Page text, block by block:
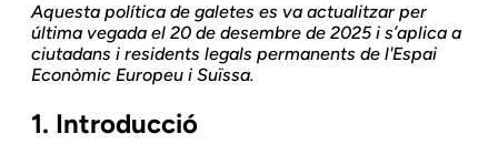
Aquesta política de galetes es va actualitzar per
última vegada el 20 de desembre de 2025 i s’aplica a
ciutadans i residents legals permanents de l'Espai
Econòmic Europeu i Suïssa.
1. Introducció